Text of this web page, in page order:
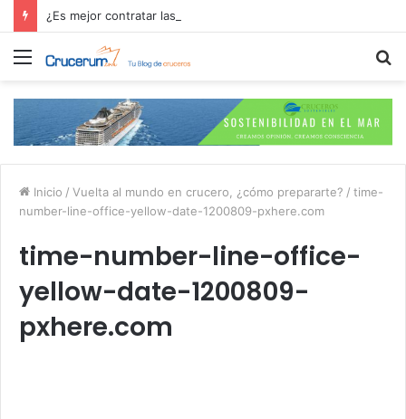
Menú
Inicio / Vuelta al mundo en crucero, ¿cómo prepararte? / time-
number-line-office-yellow-date-1200809-pxhere.com
time-number-line-office-
yellow-date-1200809-
pxhere.com